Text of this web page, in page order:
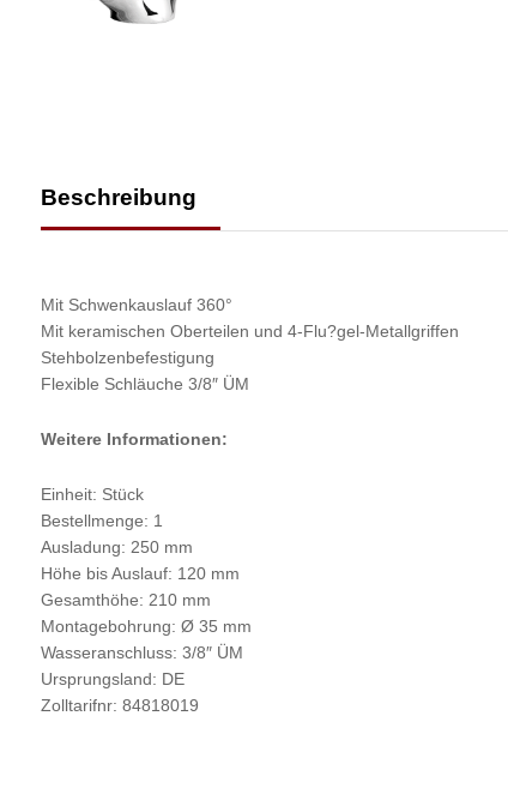
Beschreibung
Mit Schwenkauslauf 360°
Mit keramischen Oberteilen und 4-Flu?gel-Metallgriffen
Stehbolzenbefestigung
Flexible Schläuche 3/8″ ÜM
Weitere Informationen:
Einheit: Stück
Bestellmenge: 1
Ausladung: 250 mm
Höhe bis Auslauf: 120 mm
Gesamthöhe: 210 mm
Montagebohrung: Ø 35 mm
Wasseranschluss: 3/8″ ÜM
Ursprungsland: DE
Zolltarifnr: 84818019